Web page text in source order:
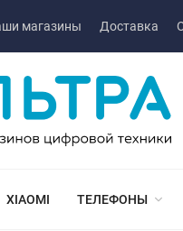
магазины Доставка
XIAOMI ТЕЛЕФОНЫ